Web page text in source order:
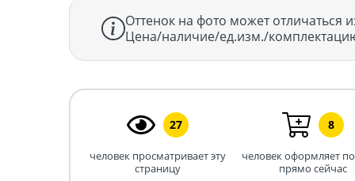
Оттенок на фото может отличаться
Цена/наличие/ед.изм./
27
человек просматривает эту
страницу
8
человек оформляет
прямо сейчас